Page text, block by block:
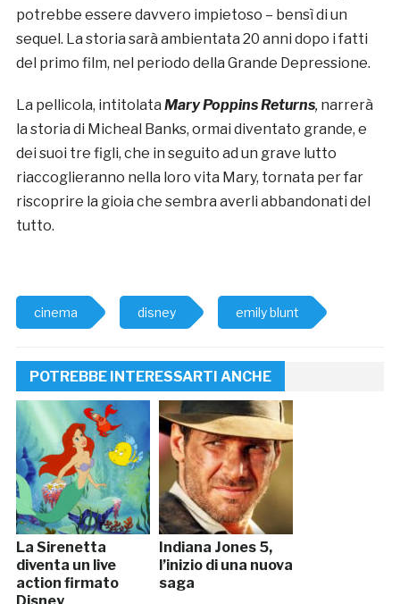
potrebbe essere davvero impietoso – bensì di un
sequel. La storia sarà ambientata 20 anni dopo i fatti
del primo film, nel periodo della Grande Depressione.
La pellicola, intitolata Mary Poppins Returns, narrerà
la storia di Micheal Banks, ormai diventato grande, e
dei suoi tre figli, che in seguito ad un grave lutto
riaccoglieranno nella loro vita Mary, tornata per far
riscoprire la gioia che sembra averli abbandonati del
tutto.
cinema disney emily blunt
POTREBBE INTERESSARTI ANCHE
La Sirenetta
diventa un live
action firmato
Indiana Jones 5,
l’inizio di una nuova
saga